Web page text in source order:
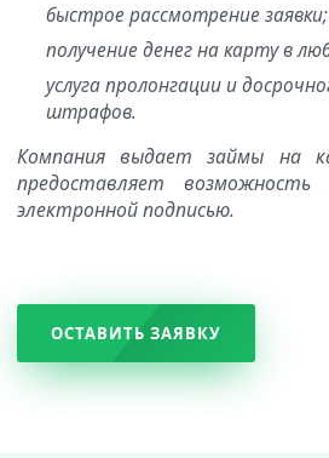
быстрое рассмотрение заявки;
получение денег на карту в
услуга пролонгации и
штрафов.
Компания выдает займы на
предоставляет возможность
электронной подписью.
ОСТАВИТЬ ЗАЯВКУ